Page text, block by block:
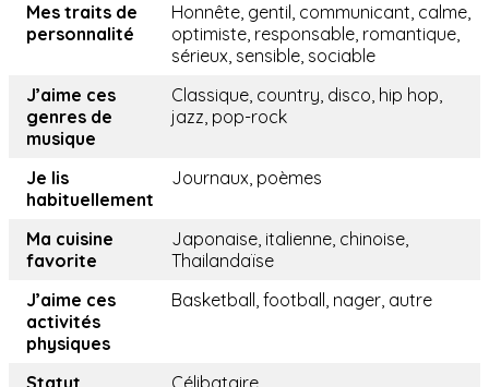
Mes traits de
personnalité
Honnête, gentil, communicant, calme,
optimiste, responsable, romantique,
sérieux, sensible, sociable
J’aime ces
genres de
musique
Classique, country, disco, hip hop,
jazz, pop-rock
Je lis
habituellement
Journaux, poèmes
Ma cuisine
favorite
Japonaise, italienne, chinoise,
Thailandaïse
J’aime ces
activités
physiques
Basketball, football, nager, autre